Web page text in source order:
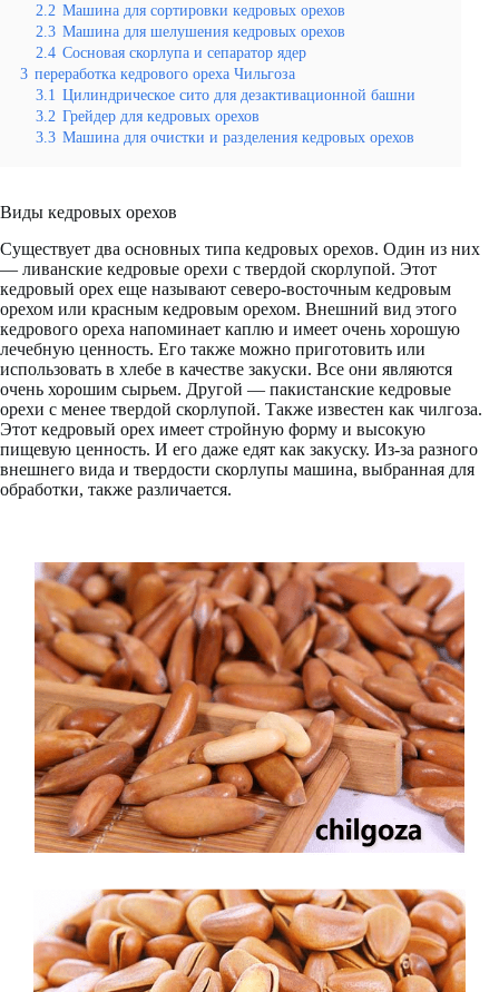
2.2 Машина для сортировки кедровых орехов
2.3 Машина для шелушения кедровых орехов
2.4 Сосновая скорлупа и сепаратор ядер
3 переработка кедрового ореха Чильгоза
3.1 Цилиндрическое сито для дезактивационной башни
3.2 Грейдер для кедровых орехов
3.3 Машина для очистки и разделения кедровых орехов
Виды кедровых орехов
Существует два основных типа кедровых орехов. Один из них
— ливанские кедровые орехи с твердой скорлупой. Этот
кедровый орех еще называют северо-восточным кедровым
орехом или красным кедровым орехом. Внешний вид этого
кедрового ореха напоминает каплю и имеет очень хорошую
лечебную ценность. Его также можно приготовить или
использовать в хлебе в качестве закуски. Все они являются
очень хорошим сырьем. Другой — пакистанские кедровые
орехи с менее твердой скорлупой. Также известен как чилгоза.
Этот кедровый орех имеет стройную форму и высокую
пищевую ценность. И его даже едят как закуску. Из-за разного
внешнего вида и твердости скорлупы машина, выбранная для
обработки, также различается.